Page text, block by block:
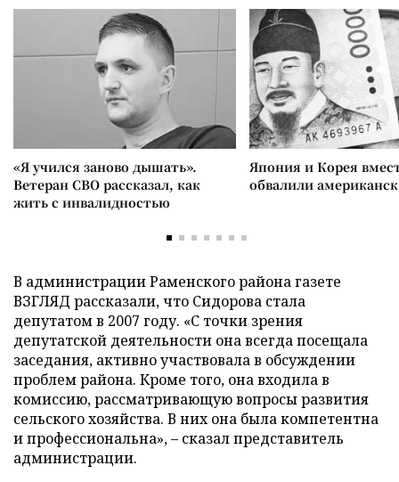
«Я учился заново дышать».
Ветеран СВО рассказал, как
жить с инвалидностью
Япония и Корея
обвалили
В администрации Раменского района газете
ВЗГЛЯД рассказали, что Сидорова стала
депутатом в 2007 году. «С точки зрения
депутатской деятельности она всегда посещала
заседания, активно участвовала в обсуждении
проблем района. Кроме того, она входила в
комиссию, рассматривающую вопросы развития
сельского хозяйства. В них она была компетентна
и профессиональна», – сказал представитель
администрации.